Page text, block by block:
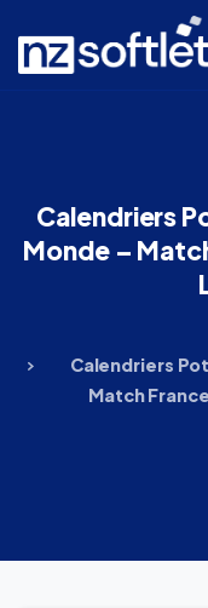
Calendriers
Monde –
Calendriers
Match